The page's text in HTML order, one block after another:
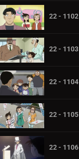
22 - 1102
22 - 1103
22 - 1104
22 - 1105
22 - 1106